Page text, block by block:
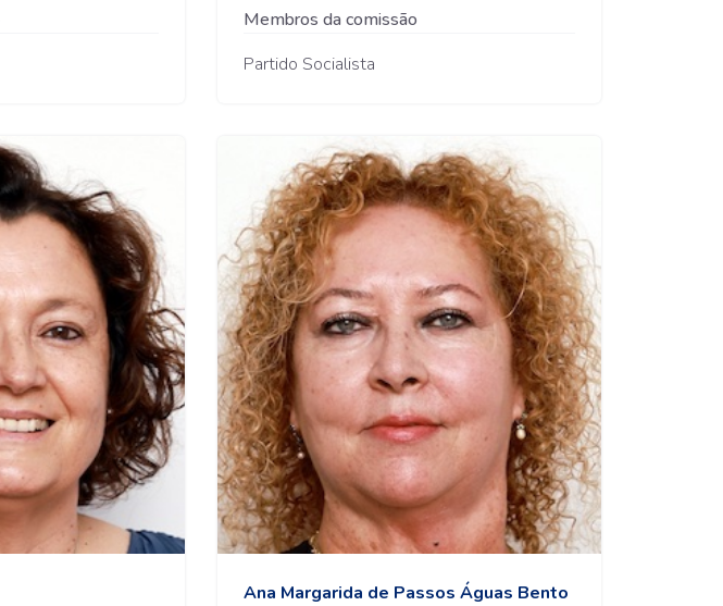
Membros da comissão
Partido Socialista
Ana Margarida de Passos Águas Bento